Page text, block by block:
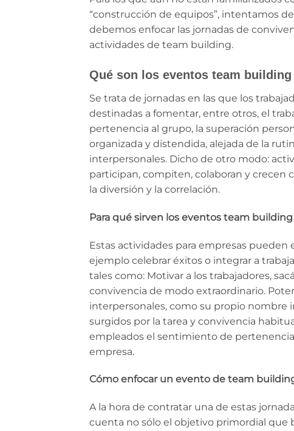
“construcción de equipos”, intentamos
debemos enfocar las jornadas de
actividades de team building.
Qué son los eventos team building
Se trata de jornadas en las que los
destinadas a fomentar, entre otros, el
pertenencia al grupo, la superación
organizada y distendida, alejada de la
interpersonales. Dicho de otro modo:
participan, compiten, colaboran y crecen
la diversión y la correlación.
Para qué sirven los eventos team building
Estas actividades para empresas
ejemplo celebrar éxitos o integrar a
tales como: Motivar a los trabajadores,
convivencia de modo extraordinario.
interpersonales, como su propio nombre
surgidos por la tarea y convivencia
empleados el sentimiento de
empresa.
Cómo enfocar un evento de team
A la hora de contratar una de estas
cuenta no sólo el objetivo primordial que